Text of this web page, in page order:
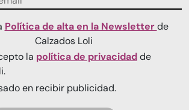
Política de alta en la Newsletterde
Calzados Loli
la política de privacidadde
en recibir publicidad.